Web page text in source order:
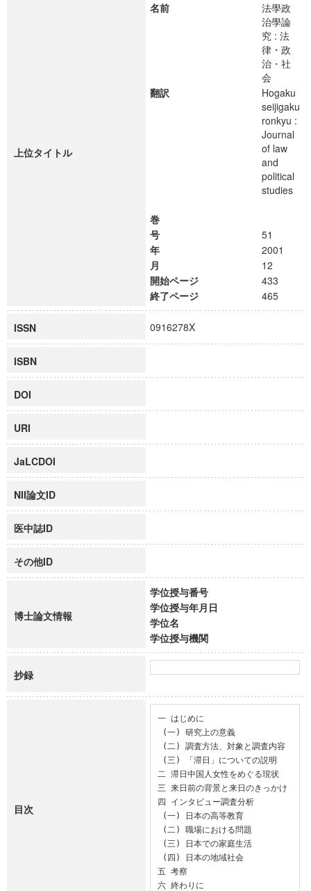
上位タイトル
名前
法學政
治學論
究 : 法
律・政
治・社
会
翻訳
Hogaku
seijigaku
ronkyu :
Journal
of law
and
political
studies
巻
号
51
年
2001
月
12
開始ページ
433
終了ページ
465
ISSN 0916278X
ISBN
DOI
URI
JaLCDOI
NII論文ID
医中誌ID
その他ID
博士論文情報
学位授与番号
学位授与年月日
学位名
学位授与機関
抄録
目次
一 はじめに
二 滞日中国人女性をめぐる現状
三 来日前の背景と来日のきっかけ
四 インタビュー調査分析
五 考察
六 終わりに